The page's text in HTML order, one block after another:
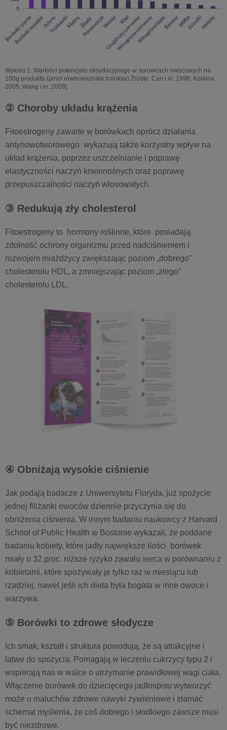
Wykres 1. Wartości potencjału oksydacyjnego w surowcach owocowych na
100g produktu (μmol równoważnika troloksu) Źródło: Cao i in. 1998; Korkina
2005; Wang i in. 2009].
② Choroby układu krążenia
Fitoestrogeny zawarte w borówkach oprócz działania
antynowotworowego wykazują także korzystny wpływ na
układ krążenia, poprzez uszczelnianie i poprawę
elastyczności naczyń krwionośnych oraz poprawę
przepuszczalności naczyń włosowatych.
③ Redukują zły cholesterol
Fitoestrogeny to hormony roślinne, które posiadają
zdolność ochrony organizmu przed nadciśnieniem i
rozwojem miażdżycy zwiększając poziom „dobrego”
cholesterolu HDL, a zmniejszając poziom „złego”
cholesterolu LDL.
④ Obniżają wysokie ciśnienie
Jak podają badacze z Uniwersytetu Floryda, już spożycie
jednej filiżanki owoców dziennie przyczynia się do
obniżenia ciśnienia. W innym badaniu naukowcy z Harvard
School of Public Health w Bostonie wykazali, że poddane
badaniu kobiety, które jadły największe ilości borówek
miały o 32 proc. niższe ryzyko zawału serca w porównaniu z
kobietami, które spożywały je tylko raz w miesiącu lub
rzadziej, nawet jeśli ich dieta była bogata w inne owoce i
warzywa.
⑤ Borówki to zdrowe słodycze
Ich smak, kształt i struktura powodują, że są atrakcyjne i
łatwe do spożycia. Pomagają w leczeniu cukrzycy typu 2 i
wspierają nas w walce o utrzymanie prawidłowej wagi ciała.
Włączenie borówek do dziecięcego jadłospisu wytworzyć
może u maluchów zdrowe nawyki żywieniowe i złamać
schemat myślenia, że coś dobrego i słodkiego zawsze musi
być niezdrowe.